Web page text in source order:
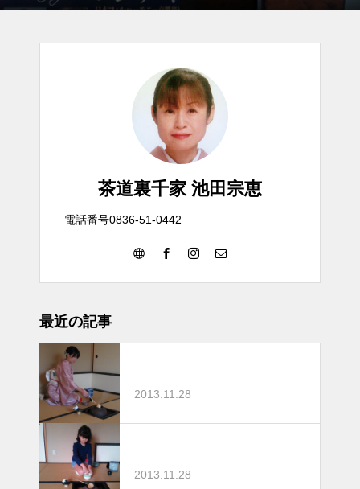
茶道裏千家 池田宗恵
電話番号0836-51-0442
最近の記事
2013.11.28
2013.11.28